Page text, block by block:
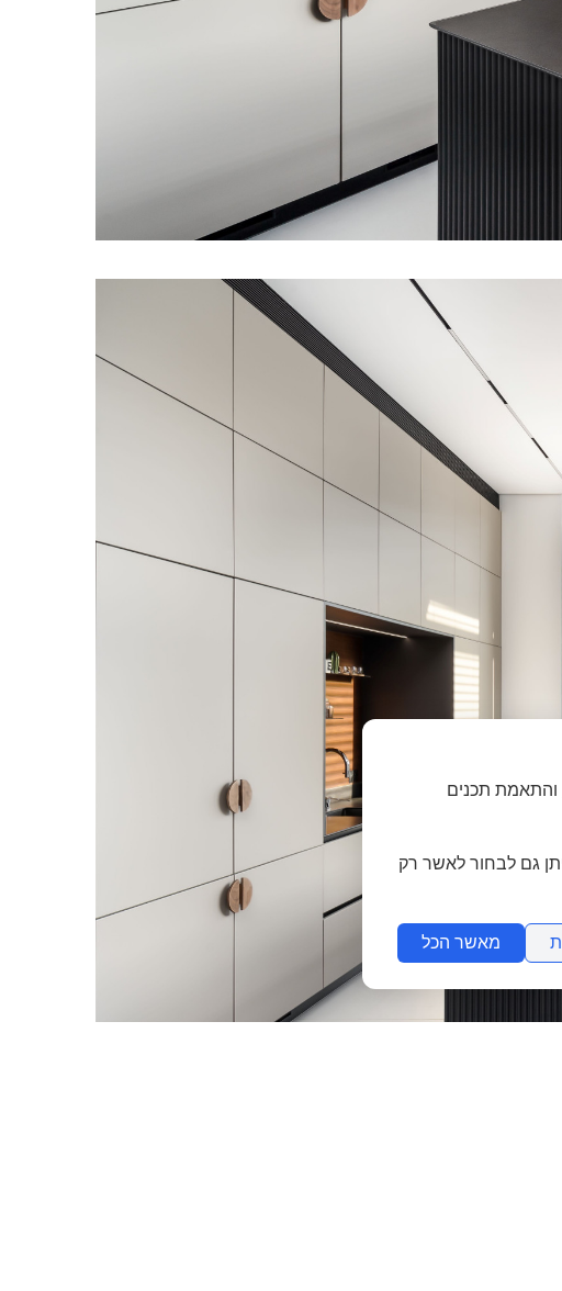
והתאמת תכנים
גם לבחור לאשר רק
מאשר הכל